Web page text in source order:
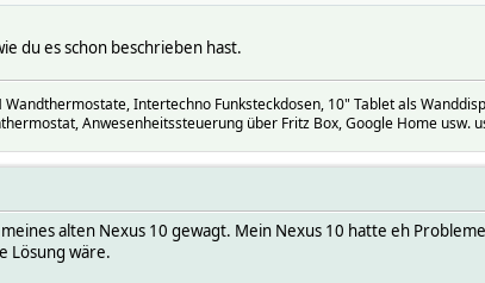
du es schon beschrieben hast.
Intertechno Funksteckdosen, 10" Tablet als
Anwesenheitssteuerung über Fritz Box, Google Home usw.
alten Nexus 10 gewagt. Mein Nexus 10 hatte eh
Lösung wäre.